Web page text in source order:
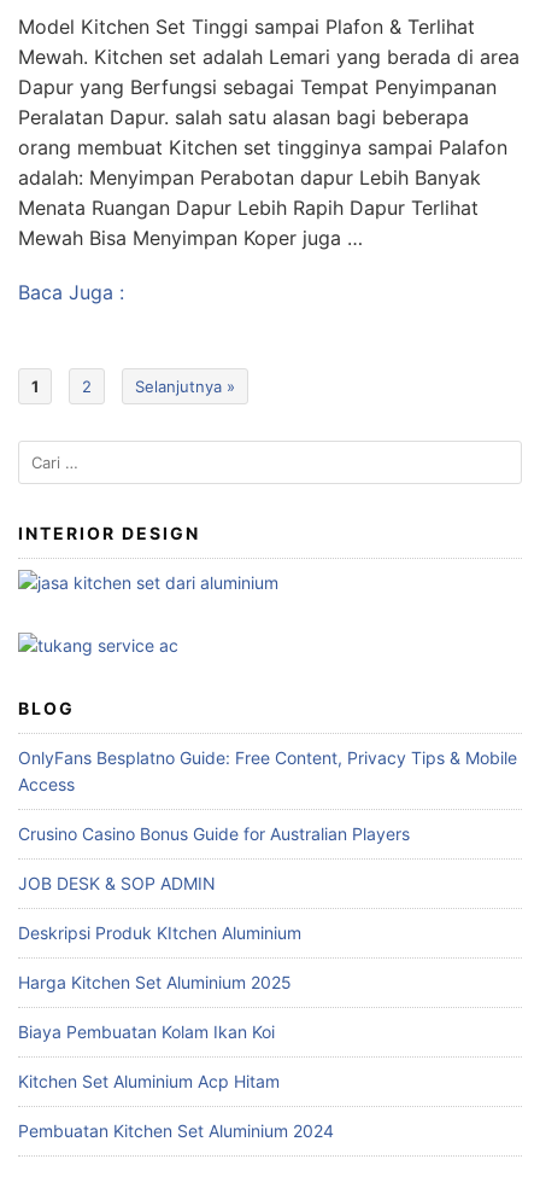
Model Kitchen Set Tinggi sampai Plafon & Terlihat
Mewah. Kitchen set adalah Lemari yang berada di area
Dapur yang Berfungsi sebagai Tempat Penyimpanan
Peralatan Dapur. salah satu alasan bagi beberapa
orang membuat Kitchen set tingginya sampai Palafon
adalah: Menyimpan Perabotan dapur Lebih Banyak
Menata Ruangan Dapur Lebih Rapih Dapur Terlihat
Mewah Bisa Menyimpan Koper juga …
Baca Juga :
1 2 Selanjutnya »
Cari
untuk:
INTERIOR DESIGN
BLOG
OnlyFans Besplatno Guide: Free Content, Privacy Tips & Mobile
Access
Crusino Casino Bonus Guide for Australian Players
JOB DESK & SOP ADMIN
Deskripsi Produk KItchen Aluminium
Harga Kitchen Set Aluminium 2025
Biaya Pembuatan Kolam Ikan Koi
Kitchen Set Aluminium Acp Hitam
Pembuatan Kitchen Set Aluminium 2024